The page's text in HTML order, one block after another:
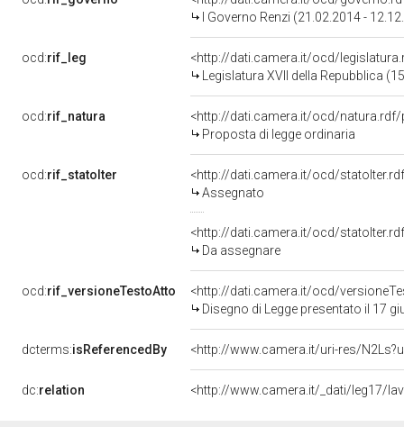
I Governo Renzi (21.02.2014 -
ocd:rif_leg
<http://dati.camera.it/ocd/
Legislatura XVII della Repubblica
ocd:rif_natura
<http://dati.camera.it/ocd/natura.rdf/
Proposta di legge ordinaria
ocd:rif_statoIter
<http://dati.camera.it/ocd/
Assegnato
<http://dati.camera.it/ocd/
Da assegnare
ocd:rif_versioneTestoAtto
<http://dati.camera.it/ocd/
Disegno di Legge presentato il 17
dcterms:isReferencedBy <http://www.camera.it/uri-res/
dc:relation <http://www.camera.it/_dati/leg17/